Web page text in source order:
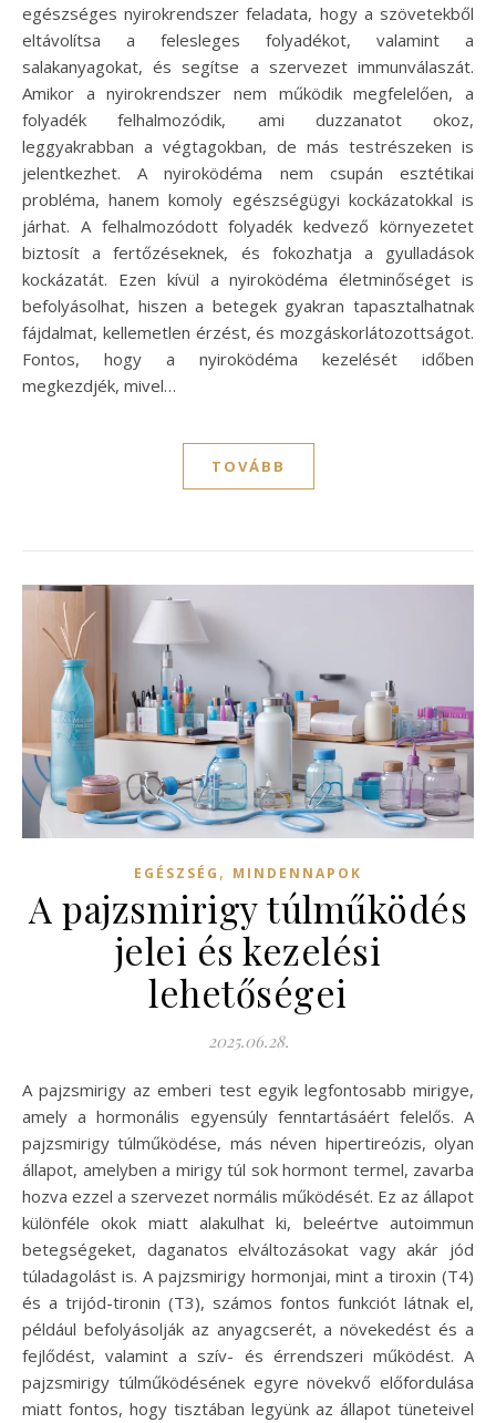
egészséges nyirokrendszer feladata, hogy a szövetekből
eltávolítsa a felesleges folyadékot, valamint a
salakanyagokat, és segítse a szervezet immunválaszát.
Amikor a nyirokrendszer nem működik megfelelően, a
folyadék felhalmozódik, ami duzzanatot okoz,
leggyakrabban a végtagokban, de más testrészeken is
jelentkezhet. A nyiroködéma nem csupán esztétikai
probléma, hanem komoly egészségügyi kockázatokkal is
járhat. A felhalmozódott folyadék kedvező környezetet
biztosít a fertőzéseknek, és fokozhatja a gyulladások
kockázatát. Ezen kívül a nyiroködéma életminőséget is
befolyásolhat, hiszen a betegek gyakran tapasztalhatnak
fájdalmat, kellemetlen érzést, és mozgáskorlátozottságot.
Fontos, hogy a nyiroködéma kezelését időben
megkezdjék, mivel…
TOVÁBB
EGÉSZSÉG , MINDENNAPOK
A pajzsmirigy túlműködés
jelei és kezelési
lehetőségei
2025.06.28.
A pajzsmirigy az emberi test egyik legfontosabb mirigye,
amely a hormonális egyensúly fenntartásáért felelős. A
pajzsmirigy túlműködése, más néven hipertireózis, olyan
állapot, amelyben a mirigy túl sok hormont termel, zavarba
hozva ezzel a szervezet normális működését. Ez az állapot
különféle okok miatt alakulhat ki, beleértve autoimmun
betegségeket, daganatos elváltozásokat vagy akár jód
túladagolást is. A pajzsmirigy hormonjai, mint a tiroxin (T4)
és a trijód-tironin (T3), számos fontos funkciót látnak el,
például befolyásolják az anyagcserét, a növekedést és a
fejlődést, valamint a szív- és érrendszeri működést. A
pajzsmirigy túlműködésének egyre növekvő előfordulása
miatt fontos, hogy tisztában legyünk az állapot tüneteivel